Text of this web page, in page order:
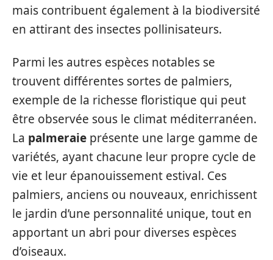
mais contribuent également à la biodiversité
en attirant des insectes pollinisateurs.
Parmi les autres espèces notables se
trouvent différentes sortes de palmiers,
exemple de la richesse floristique qui peut
être observée sous le climat méditerranéen.
La palmeraie présente une large gamme de
variétés, ayant chacune leur propre cycle de
vie et leur épanouissement estival. Ces
palmiers, anciens ou nouveaux, enrichissent
le jardin d’une personnalité unique, tout en
apportant un abri pour diverses espèces
d’oiseaux.